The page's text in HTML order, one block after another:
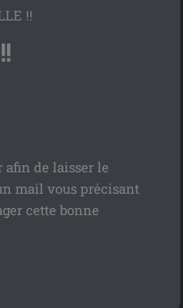
!!
afin de laisser le
mail vous précisant
cette bonne